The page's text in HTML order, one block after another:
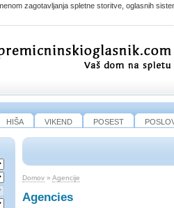
zagotavljanja spletne storitve, oglasnih
HIŠA VIKEND POSEST
Domov » Agencije
Agencies